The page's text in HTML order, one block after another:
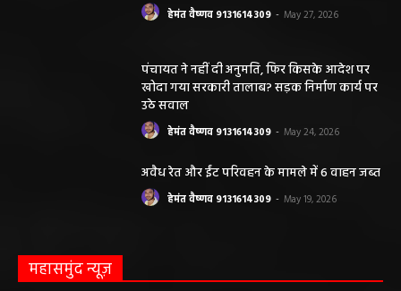
हेमंत वैष्णव 9131614309 - May 27, 2026
पंचायत ने नहीं दी अनुमति, फिर किसके आदेश पर
खोदा गया सरकारी तालाब? सड़क निर्माण कार्य पर
उठे सवाल
हेमंत वैष्णव 9131614309 - May 24, 2026
अवैध रेत और ईंट परिवहन के मामले में 6 वाहन जब्त
हेमंत वैष्णव 9131614309 - May 19, 2026
महासमुंद न्यूज़